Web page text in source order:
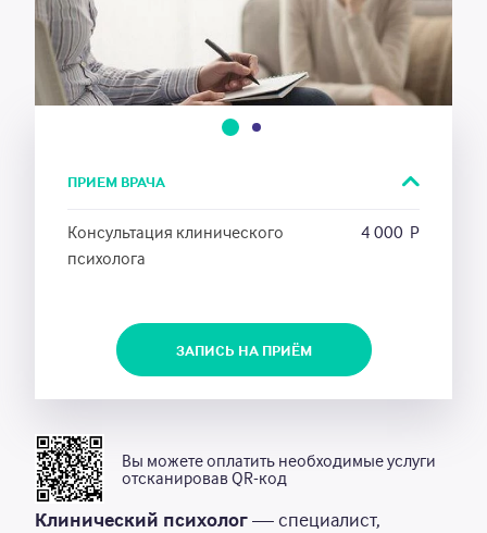
Новости
Акции
ЗАПИСАТЬСЯ НА ПРИЁМ АДРЕСА И ВРЕМЯ РАБОТЫ
1 2
ПРИЕМ ВРАЧА
Консультация клинического
психолога
4 000 Р
ЗАПИСЬ НА ПРИЁМ
Вы можете оплатить необходимые услуги
отсканировав QR-код
Клинический психолог— специалист,